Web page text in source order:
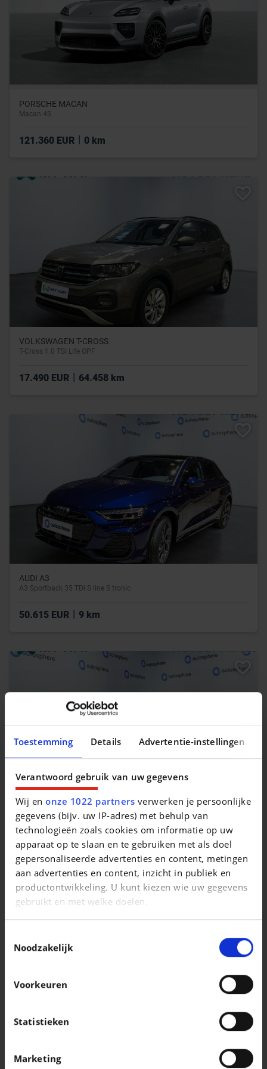
Toestemming Details Advertentie-instellingen
Verantwoord gebruik van uw gegevens
Wij enonze 1022 partners verwerken je persoonlijke
gegevens (bijv. uw IP-adres) met behulp van
technologieën zoals cookies om informatie op uw
apparaat op te slaan en te gebruiken met als doel
gepersonaliseerde advertenties en content, metingen
aan advertenties en content, inzicht in publiek en
productontwikkeling. U kunt kiezen wie uw gegevens
gebruikt en met welke doelen.
Informatie verzamelen over uw geografische
locatie, die tot een paar meter nauwkeurig kan zijn
Uw apparaat identificeren door het actief te
scannen op specifieke eigenschappen
Lees meer over hoe uw persoonlijke gegevens worden
detailgedeelte
in. U kunt uw toestemming op elk moment wijzigen of
intrekken in de Cookieverklaring.
Noodzakelijk
Voorkeuren
Statistieken
Marketing
PORSCHE MACAN
Macan 4S
121.360 EUR 0 km
VOLKSWAGEN T-CROSS
T-Cross 1.0 TSI Life OPF
17.490 EUR | 64.458 km
AUDI A3
A3 Sportback 35 TDi S line S tronic
50.615 EUR 9 km
BMW X2
X2 2.0 d sDrive18
17.990 EUR |
AUDI A3
Audi A3 Sportback Advanced 40 TFSI e 150 kW S tronic